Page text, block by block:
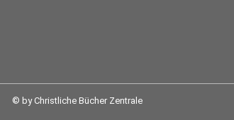
© by Christliche Bücher Zentrale